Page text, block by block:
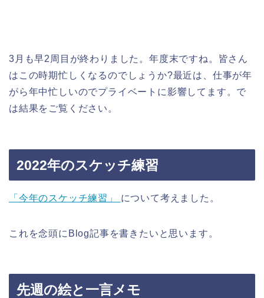
3月も早2周目が終わりました。年度末ですね。皆さん
はこの時期忙しくなるのでしょうか?最近は、仕事が年
がら年中忙しいのでプライベートに影響してます。で
は結果をご覧ください。
2022年のスケッチ練習
「今年のスケッチ練習」 について考えました。
これを念頭にBlog記事を書きたいと思います。
先週の絵と一言メモ